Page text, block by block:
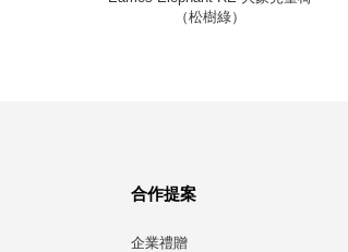
（松樹綠）
合作提案
企業禮贈